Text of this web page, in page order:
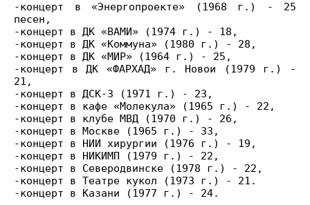
-концерт в «Энергопроекте» (1968 г.) - 25
песен,
-концерт в ДК «ВАМИ» (1974 г.) - 18,
-концерт в ДК «Коммуна» (1980 г.) - 28,
-концерт в ДК «МИР» (1964 г.) - 25,
-концерт в ДК «ФАРХАД» г. Новои (1979 г.) -
21,
-концерт в ДСК-3 (1971 г.) - 23,
-концерт в кафе «Молекула» (1965 г.) - 22,
-концерт в клубе МВД (1970 г.) - 26,
-концерт в Москве (1965 г.) - 33,
-концерт в НИИ хирургии (1976 г.) - 19,
-концерт в НИКИМП (1979 г.) - 22,
-концерт в Северодвинске (1978 г.) - 22,
-концерт в Театре кукол (1973 г.) - 21.
-концерт в Казани (1977 г.) - 24.